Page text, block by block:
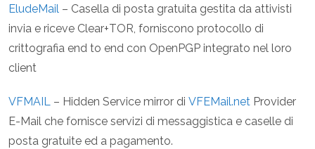
EludeMail – Casella di posta gratuita gestita da attivisti
invia e riceve Clear+TOR, forniscono protocollo di
crittografia end to end con OpenPGP integrato nel loro
client
VFMAIL – Hidden Service mirror di VFEMail.net Provider
E-Mail che fornisce servizi di messaggistica e caselle di
posta gratuite ed a pagamento.